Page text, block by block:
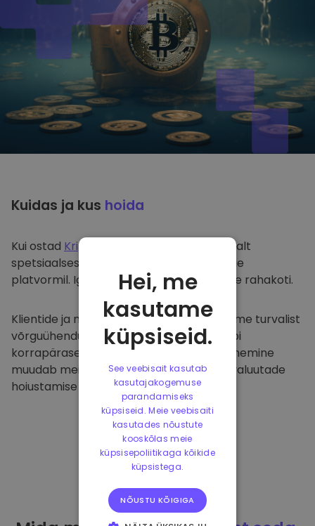
Kuidas ja kus hoida
Kui ostad Kriptomat
, kanname selle sujuvalt
spetsiaalsesse ja turvalisse rahakotti meie
platvormil. Iga kasutaja saab individuaalse rahakoti.
Klientide ja nende raha kaitsmiseks pakume turvalist
võrguühenduseta hoiustamist ja viime läbi
korrapäraseid turvaauditeid. Selline lähenemine
muudab meie platvormi ja teiste krüptovaluutade
hoiustamise tõeliseks taevaks.
Hei, me
kasutame
küpsiseid.
See veebisait kasutab
kasutajakogemuse
parandamiseks
küpsiseid. Meie veebisaiti
kasutades nõustute
kooskõlas meie
küpsisepoliitikaga kõikide
küpsistega.
NÕUSTU KÕIGIGA